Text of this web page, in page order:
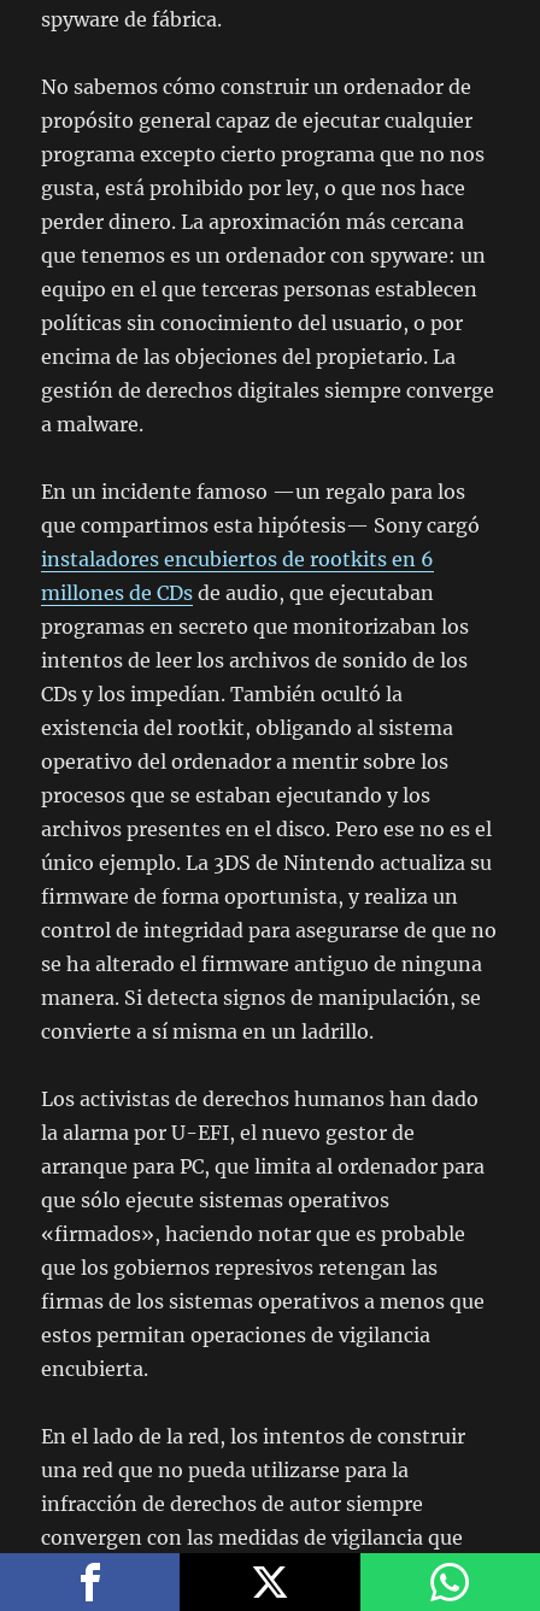
spyware de fábrica.
No sabemos cómo construir un ordenador de
propósito general capaz de ejecutar cualquier
programa excepto cierto programa que no nos
gusta, está prohibido por ley, o que nos hace
perder dinero. La aproximación más cercana
que tenemos es un ordenador con spyware: un
equipo en el que terceras personas establecen
políticas sin conocimiento del usuario, o por
encima de las objeciones del propietario. La
gestión de derechos digitales siempre converge
a malware.
En un incidente famoso —un regalo para los
que compartimos esta hipótesis— Sony cargó
instaladores encubiertos de rootkits en 6
millones de CDs de audio, que ejecutaban
programas en secreto que monitorizaban los
intentos de leer los archivos de sonido de los
CDs y los impedían. También ocultó la
existencia del rootkit, obligando al sistema
operativo del ordenador a mentir sobre los
procesos que se estaban ejecutando y los
archivos presentes en el disco. Pero ese no es el
único ejemplo. La 3DS de Nintendo actualiza su
firmware de forma oportunista, y realiza un
control de integridad para asegurarse de que no
se ha alterado el firmware antiguo de ninguna
manera. Si detecta signos de manipulación, se
convierte a sí misma en un ladrillo.
Los activistas de derechos humanos han dado
la alarma por U-EFI, el nuevo gestor de
arranque para PC, que limita al ordenador para
que sólo ejecute sistemas operativos
«firmados», haciendo notar que es probable
que los gobiernos represivos retengan las
firmas de los sistemas operativos a menos que
estos permitan operaciones de vigilancia
encubierta.
En el lado de la red, los intentos de construir
una red que no pueda utilizarse para la
infracción de derechos de autor siempre
convergen con las medidas de vigilancia que
conocemos de los gobiernos represivos.
Considérese
SOPA, la Stop Piracy Online Act